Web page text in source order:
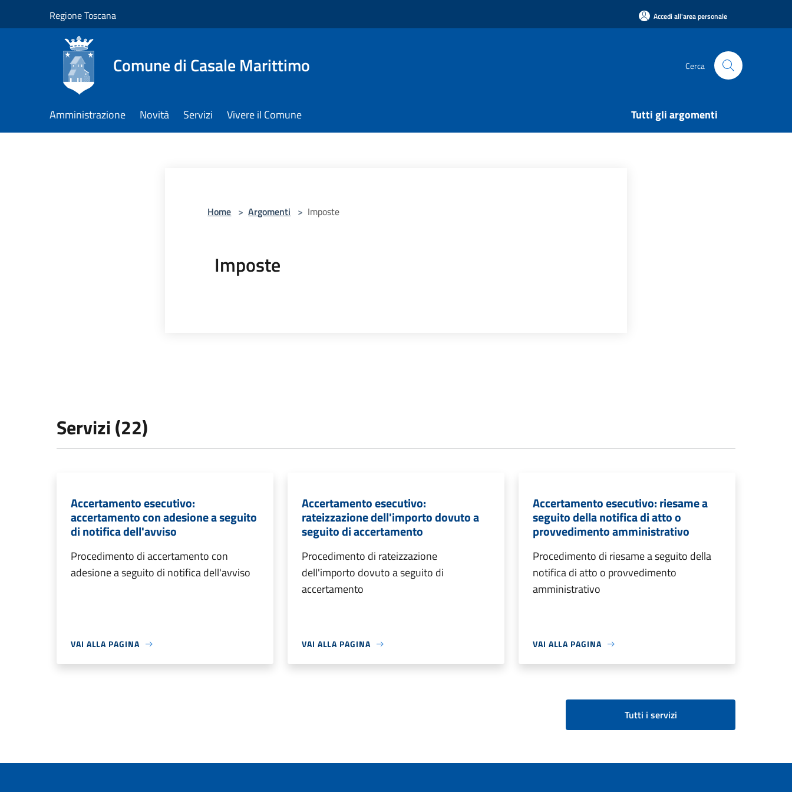
Regione Toscana Accedi all'area personale
Comune di Casale Marittimo Cerca
Amministrazione Novità Servizi Vivere il Comune Tutti gli argomenti
Home > Argomenti > Imposte
Imposte
Servizi (22)
Accertamento esecutivo:
accertamento con adesione a seguito
di notifica dell'avviso
Procedimento di accertamento con
adesione a seguito di notifica dell'avviso
VAI ALLA PAGINA
Accertamento esecutivo:
rateizzazione dell'importo dovuto a
seguito di accertamento
Procedimento di rateizzazione
dell'importo dovuto a seguito di
accertamento
VAI ALLA PAGINA
Accertamento esecutivo: riesame a
seguito della notifica di atto o
provvedimento amministrativo
Procedimento di riesame a seguito della
notifica di atto o provvedimento
amministrativo
VAI ALLA PAGINA
Tutti i servizi